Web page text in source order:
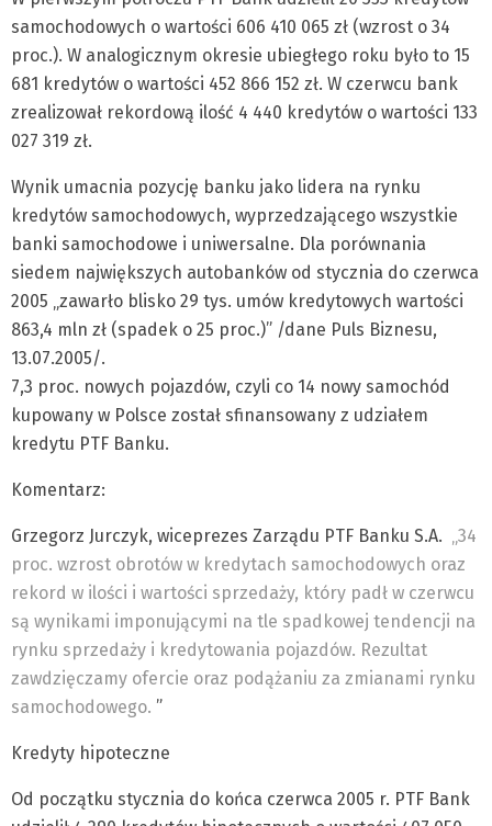
samochodowych o wartości 606 410 065 zł (wzrost o 34
proc.). W analogicznym okresie ubiegłego roku było to 15
681 kredytów o wartości 452 866 152 zł. W czerwcu bank
zrealizował rekordową ilość 4 440 kredytów o wartości 133
027 319 zł.
Wynik umacnia pozycję banku jako lidera na rynku
kredytów samochodowych, wyprzedzającego wszystkie
banki samochodowe i uniwersalne. Dla porównania
siedem największych autobanków od stycznia do czerwca
2005 „zawarło blisko 29 tys. umów kredytowych wartości
863,4 mln zł (spadek o 25 proc.)” /dane Puls Biznesu,
13.07.2005/.
7,3 proc. nowych pojazdów, czyli co 14 nowy samochód
kupowany w Polsce został sfinansowany z udziałem
kredytu PTF Banku.
Komentarz:
Grzegorz Jurczyk, wiceprezes Zarządu PTF Banku S.A. „34
proc. wzrost obrotów w kredytach samochodowych oraz
rekord w ilości i wartości sprzedaży, który padł w czerwcu
są wynikami imponującymi na tle spadkowej tendencji na
rynku sprzedaży i kredytowania pojazdów. Rezultat
zawdzięczamy ofercie oraz podążaniu za zmianami rynku
samochodowego. ”
Kredyty hipoteczne
Od początku stycznia do końca czerwca 2005 r. PTF Bank